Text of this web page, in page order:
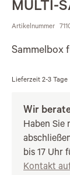
MULTI-
Artikelnummer
Sammelbox
Lieferzeit 2-3 Tage
Wir
Haben Sie
bis 17 Uhr
Kontakt